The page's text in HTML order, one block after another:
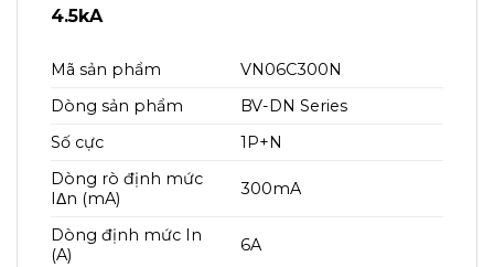
4.5kA
Mã sản phẩm
VN06C300N
Dòng sản phẩm
BV-DN Series
Số cực
1P+N
Dòng rò định mức
IΔn (mA)
300mA
Dòng định mức In
(A)
6A